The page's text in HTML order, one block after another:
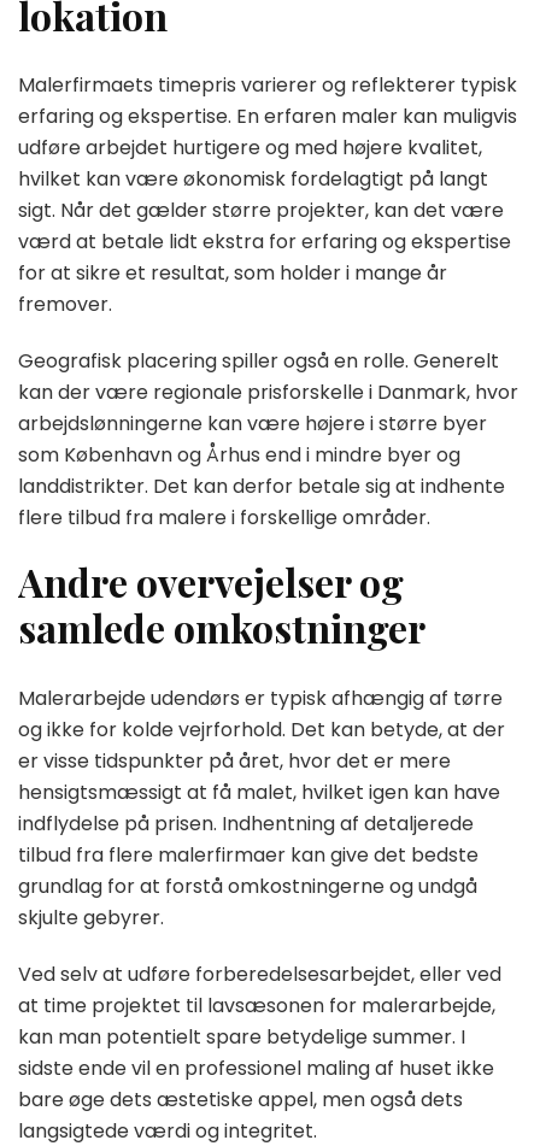
lokation
Malerfirmaets timepris varierer og reflekterer typisk
erfaring og ekspertise. En erfaren maler kan muligvis
udføre arbejdet hurtigere og med højere kvalitet,
hvilket kan være økonomisk fordelagtigt på langt
sigt. Når det gælder større projekter, kan det være
værd at betale lidt ekstra for erfaring og ekspertise
for at sikre et resultat, som holder i mange år
fremover.
Geografisk placering spiller også en rolle. Generelt
kan der være regionale prisforskelle i Danmark, hvor
arbejdslønningerne kan være højere i større byer
som København og Århus end i mindre byer og
landdistrikter. Det kan derfor betale sig at indhente
flere tilbud fra malere i forskellige områder.
Andre overvejelser og
samlede omkostninger
Malerarbejde udendørs er typisk afhængig af tørre
og ikke for kolde vejrforhold. Det kan betyde, at der
er visse tidspunkter på året, hvor det er mere
hensigtsmæssigt at få malet, hvilket igen kan have
indflydelse på prisen. Indhentning af detaljerede
tilbud fra flere malerfirmaer kan give det bedste
grundlag for at forstå omkostningerne og undgå
skjulte gebyrer.
Ved selv at udføre forberedelsesarbejdet, eller ved
at time projektet til lavsæsonen for malerarbejde,
kan man potentielt spare betydelige summer. I
sidste ende vil en professionel maling af huset ikke
bare øge dets æstetiske appel, men også dets
langsigtede værdi og integritet.